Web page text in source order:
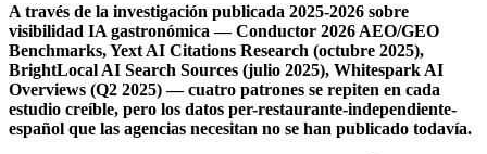
A través de la investigación publicada 2025-2026 sobre
visibilidad IA gastronómica — Conductor 2026 AEO/GEO
Benchmarks, Yext AI Citations Research (octubre 2025),
BrightLocal AI Search Sources (julio 2025), Whitespark AI
Overviews (Q2 2025) — cuatro patrones se repiten en cada
estudio creíble, pero los datos per-restaurante-independiente-
español que las agencias necesitan no se han publicado todavía.